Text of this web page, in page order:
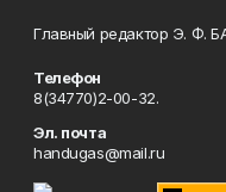
Главный редактор Э. Ф.
Телефон
8(34770)2-00-32.
Эл. почта
handugas@mail.ru